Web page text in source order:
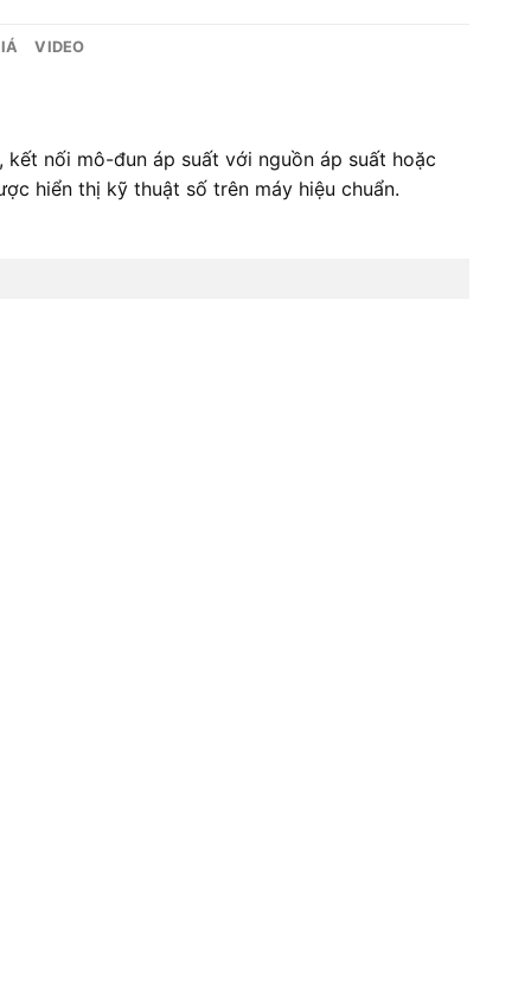
VIDEO
nối mô-đun áp suất với nguồn áp suất hoặc
hiển thị kỹ thuật số trên máy hiệu chuẩn.